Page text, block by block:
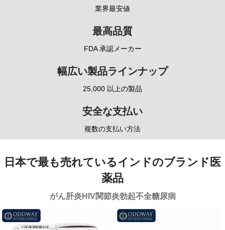
業界最安値
最高品質
FDA 承認メーカー
幅広い製品ラインナップ
25,000 以上の製品
安全な支払い
複数の支払い方法
日本で最も売れているインドのブランド医
薬品
がん肝炎 HIV関節炎勃起不全糖尿病